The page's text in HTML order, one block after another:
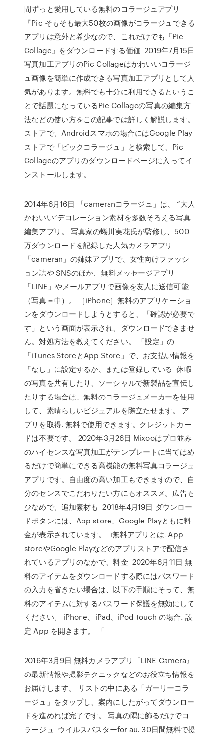
間ずっと愛用している無料のコラージュアプリ
『Pic そもそも最大50枚の画像がコラージュできる
アプリは意外と希少なので、これだけでも『Pic
Collage』をダウンロードする価値 2019年7月15日
写真加工アプリのPic Collageはかわいいコラージ
ュ画像を簡単に作成できる写真加工アプリとして人
気があります。無料でも十分に利用できるというこ
とで話題になっているPic Collageの写真の編集方
法などの使い方をこの記事では詳しく解説します。
ストアで、Androidスマホの場合にはGoogle Play
ストアで「ピックコラージュ」と検索して、Pic
Collageのアプリのダウンロードページに入ってイ
ンストールします。
2014年6月16日 「cameranコラージュ」は、 “大人
かわいい”デコレーション素材を多数そろえる写真
編集アプリ。 写真家の蜷川実花氏が監修し、500
万ダウンロードを記録した人気カメラアプリ
「cameran」の姉妹アプリで、女性向けファッシ
ョン誌や SNSのほか、無料メッセージアプリ
「LINE」やメールアプリで画像を友人に送信可能
（写真＝中）。 ［iPhone］無料のアプリケーショ
ンをダウンロードしようとすると、「確認が必要で
す」という画面が表示され、ダウンロードできませ
ん。対処方法を教えてください。 「設定」の
「iTunes StoreとApp Store」で、お支払い情報を
「なし」に設定するか、または登録している 休暇
の写真を共有したり、ソーシャルで新製品を宣伝し
たりする場合は、無料のコラージュメーカーを使用
して、素晴らしいビジュアルを際立たせます。 ア
プリを取得. 無料で使用できます。クレジットカー
ドは不要です。 2020年3月26日 Mixooはプロ並み
のハイセンスな写真加工がテンプレートに当てはめ
るだけで簡単にできる高機能の無料写真コラージュ
アプリです。自由度の高い加工もできますので、自
分のセンスでこだわりたい方にもオススメ。広告も
少なめで、追加素材も 2018年4月19日 ダウンロー
ドボタンには、App store、Google Playともに料
金が表示されています。 □無料アプリとは. App
storeやGoogle Playなどのアプリストアで配信さ
れているアプリのなかで、料金 2020年6月11日 無
料のアイテムをダウンロードする際にはパスワード
の入力を省きたい場合は、以下の手順にそって、無
料のアイテムに対するパスワード保護を無効にして
ください。 iPhone、iPad、iPod touch の場合. 設
定 App を開きます。 「
2016年3月9日 無料カメラアプリ『LINE Camera』
の最新情報や撮影テクニックなどのお役立ち情報を
お届けします。 リストの中にある「ガーリーコラ
ージュ」をタップし、案内にしたがってダウンロー
ドを進めれば完了です。 写真の隅に飾るだけでコ
ラージュ ウイルスバスターfor au. 30日間無料で提